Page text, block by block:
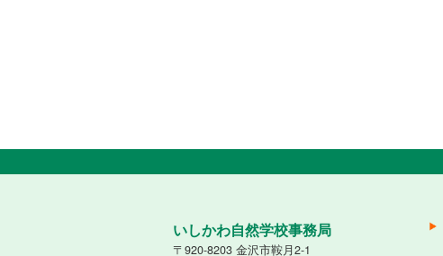
いしかわ自然学校事務局
〒920-8203 金沢市鞍月2-1